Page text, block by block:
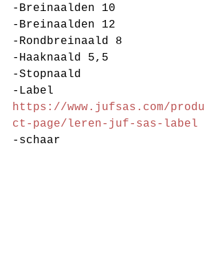
-Breinaalden 10
-Breinaalden 12
-Rondbreinaald 8
-Haaknaald 5,5
-Stopnaald
-Label
https://www.jufsas.com/produ
ct-page/leren-juf-sas-label
-schaar